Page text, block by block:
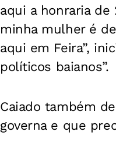
aqui a honraria de
minha mulher é
aqui em Feira”,
políticos baianos”.
Caiado também
governa e que